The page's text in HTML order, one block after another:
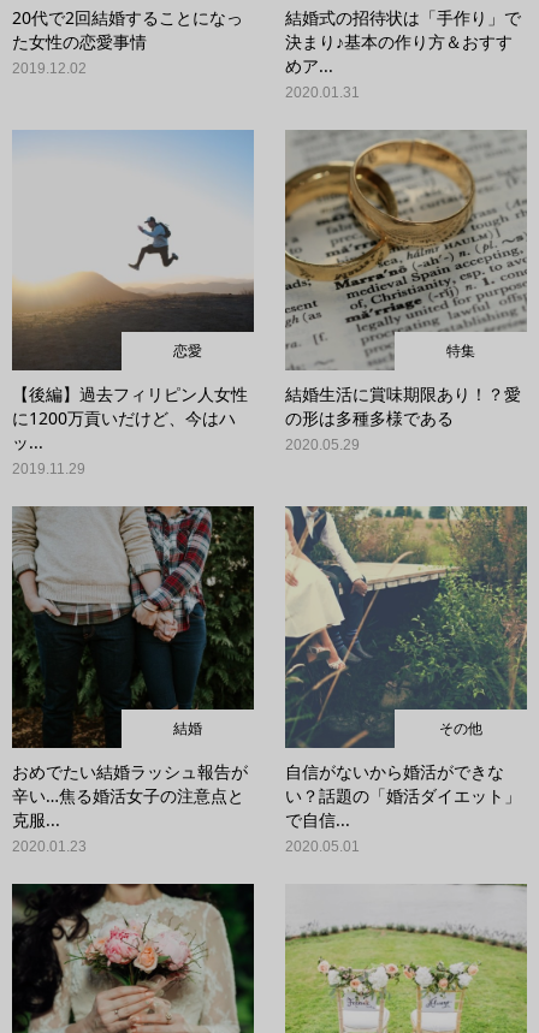
20代で2回結婚することになっ
た女性の恋愛事情
2019.12.02
結婚式の招待状は「手作り」で
決まり♪基本の作り方＆おすす
めア...
2020.01.31
恋愛
【後編】過去フィリピン人女性
に1200万貢いだけど、今はハ
ッ...
2019.11.29
特集
結婚生活に賞味期限あり！？愛
の形は多種多様である
2020.05.29
結婚
おめでたい結婚ラッシュ報告が
辛い…焦る婚活女子の注意点と
克服...
2020.01.23
その他
自信がないから婚活ができな
い？話題の「婚活ダイエット」
で自信...
2020.05.01